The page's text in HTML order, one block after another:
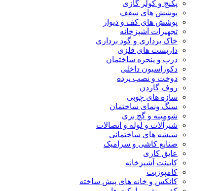
پکیج و کولر گازی
پوشش های سقف
پوشش های کف و دیوار
تجهیزات آشپزخانه
خاک برداری و گود برداری
داربست های فلزی
درب و پنجره ساختمان
دکوراسیون داخلی
دوخت و نصب پرده
روف گاردن
سازه های چوبی
سنگ ونمای ساختمان
شومینه و گچ بری
شیرآلات و لوله و اتصالات
شیشه های ساختمانی
صنایع کاشی و سرامیک
عایق کاری
کابینت آشپزخانه
کامپوزیت
کانکس و خانه های پیش ساخته